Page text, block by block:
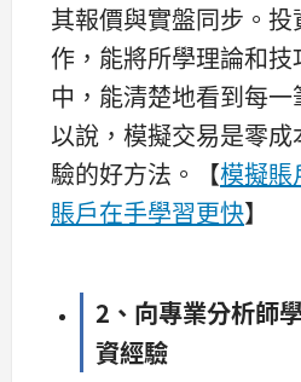
其報價與實盤同步。
作，能將所學理論和
中，能清楚地看到每
以說，模擬交易是零
驗的好方法。【模擬賬
賬戶在手學習更快】
2、向專業分析師
資經驗